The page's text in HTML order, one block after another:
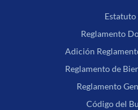
Estatuto
Reglamento
Adición
Reglamento de
Reglamento
Código del